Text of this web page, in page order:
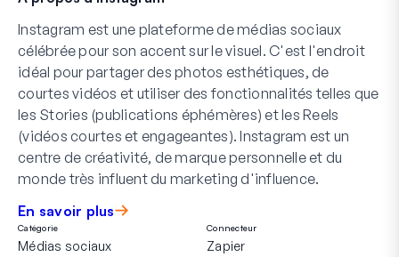
Instagram est une plateforme de médias sociaux
célébrée pour son accent sur le visuel. C'est l'endroit
idéal pour partager des photos esthétiques, de
courtes vidéos et utiliser des fonctionnalités telles que
les Stories (publications éphémères) et les Reels
(vidéos courtes et engageantes). Instagram est un
centre de créativité, de marque personnelle et du
monde très influent du marketing d'influence.
En savoir plus
Catégorie
Médias sociaux
Connecteur
Zapier